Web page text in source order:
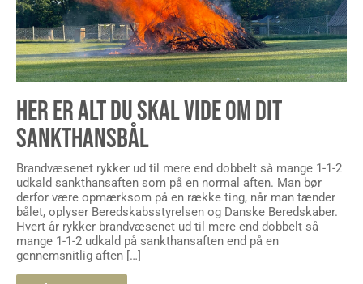
HER ER ALT DU SKAL VIDE OM DIT
SANKTHANSBÅL
Brandvæsenet rykker ud til mere end dobbelt så mange 1-1-2
udkald sankthansaften som på en normal aften. Man bør
derfor være opmærksom på en række ting, når man tænder
bålet, oplyser Beredskabsstyrelsen og Danske Beredskaber.
Hvert år rykker brandvæsenet ud til mere end dobbelt så
mange 1-1-2 udkald på sankthansaften end på en
gennemsnitlig aften […]